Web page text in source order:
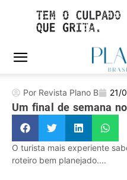
Por Revista Plano B 21/
Um final de semana
O turista mais experiente
roteiro bem planejado....